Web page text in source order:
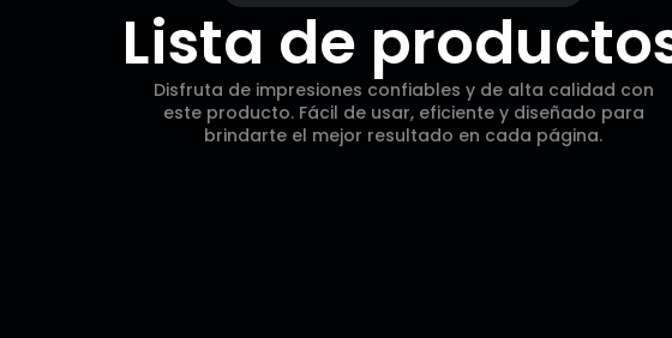
Lista de
Disfruta de impresiones confiables y de alta calidad con
este producto. Fácil de usar, eficiente y diseñado para
brindarte el mejor resultado en cada página.